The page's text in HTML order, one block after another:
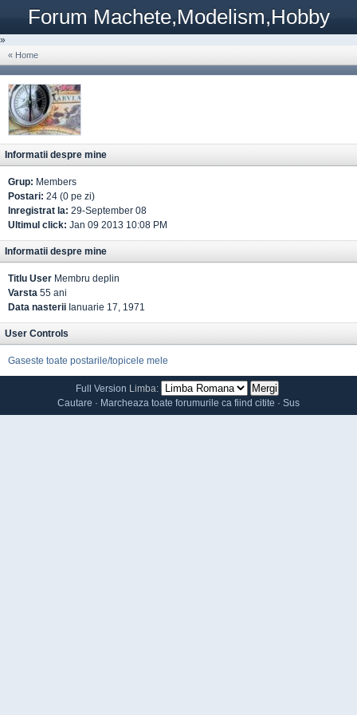
Forum Machete,Modelism,Hobby
»
« Home
Informatii despre mine
Grup: Members
Postari: 24 (0 pe zi)
Inregistrat la: 29-September 08
Ultimul click: Jan 09 2013 10:08 PM
Informatii despre mine
Titlu User Membru deplin
Varsta 55 ani
Data nasterii Ianuarie 17, 1971
User Controls
Gaseste toate postarile/topicele mele
Full Version Limba:
Cautare · Marcheaza toate forumurile ca fiind citite · Sus